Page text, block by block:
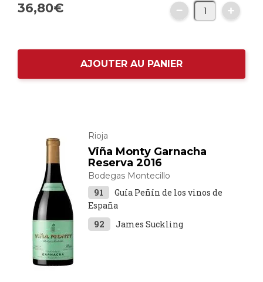
36,80€
AJOUTER AU PANIER
Rioja
Viña Monty Garnacha
Reserva 2016
Bodegas Montecillo
91
Guía Peñín de los vinos de
España
92
James Suckling